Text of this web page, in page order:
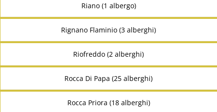
Riano (1 albergo)
Rignano Flaminio (3 alberghi)
Riofreddo (2 alberghi)
Rocca Di Papa (25 alberghi)
Rocca Priora (18 alberghi)